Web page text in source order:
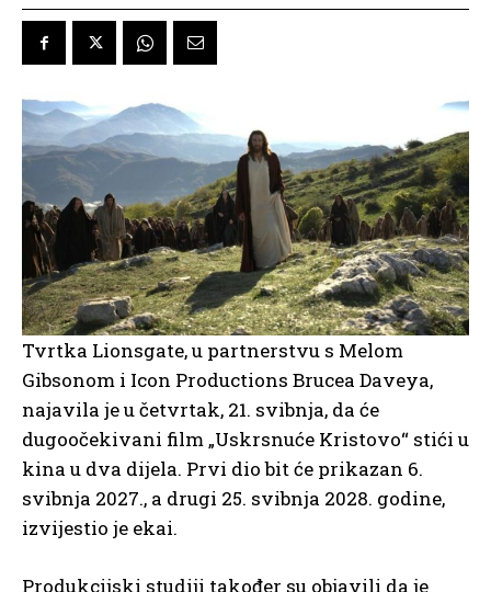
Tvrtka Lionsgate, u partnerstvu s Melom
Gibsonom i Icon Productions Brucea Daveya,
najavila je u četvrtak, 21. svibnja, da će
dugoočekivani film „Uskrsnuće Kristovo“ stići u
kina u dva dijela. Prvi dio bit će prikazan 6.
svibnja 2027., a drugi 25. svibnja 2028. godine,
izvijestio je ekai.
Produkcijski studiji također su objavili da je